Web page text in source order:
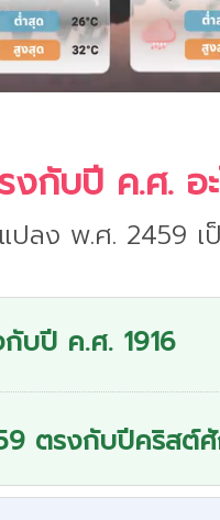
กับปี ค.ศ. อะ
ปลง พ.ศ. 2459
บปี ค.ศ. 1916
ตรงกับปีคริสต์ศั